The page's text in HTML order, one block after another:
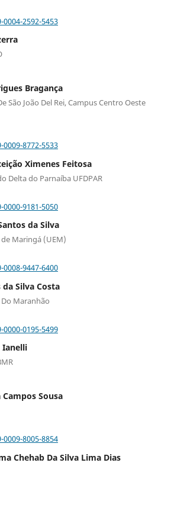
2592-5453
Bragança
São João Del Rei, Campus Centro Oeste
8772-5533
Ximenes Feitosa
Delta do Parnaíba UFDPAR
9181-5050
da Silva
Maringá (UEM)
9447-6400
Silva Costa
Maranhão
0195-5499
Ianelli
Sousa
8005-8854
Chehab Da Silva Lima Dias